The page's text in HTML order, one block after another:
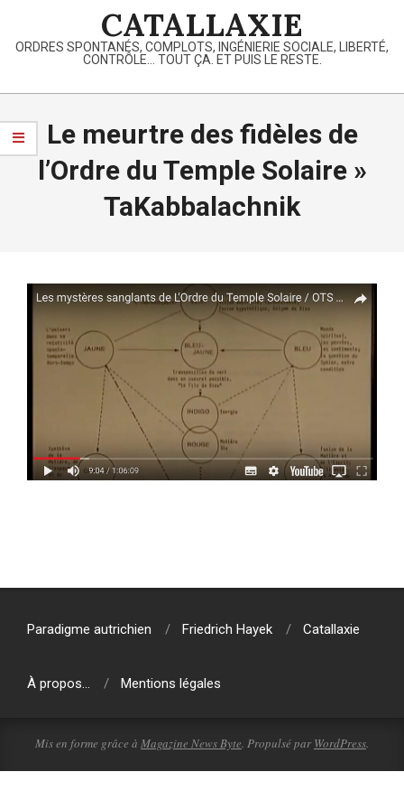
content
CATALLAXIE
ORDRES SPONTANÉS, COMPLOTS, INGÉNIERIE SOCIALE, LIBERTÉ,
CONTRÔLE… TOUT ÇA. ET PUIS LE RESTE.
Primary
Menu
Le meurtre des fidèles de
l’Ordre du Temple Solaire »
TaKabbalachnik
03-
Paradigme autrichien
Friedrich Hayek Catallaxie
À propos… Mentions légales
Mis en forme grâce à Magazine News Byte. Propulsé par WordPress.